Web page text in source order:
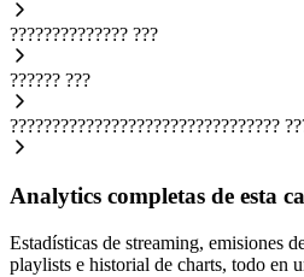
?????????????? ???
?????? ???
????????????????????????????????
Analytics completas de esta
Estadísticas de streaming, emisiones
playlists e historial de charts, todo en